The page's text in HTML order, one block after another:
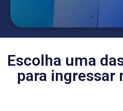
Escolha uma
para ingressar